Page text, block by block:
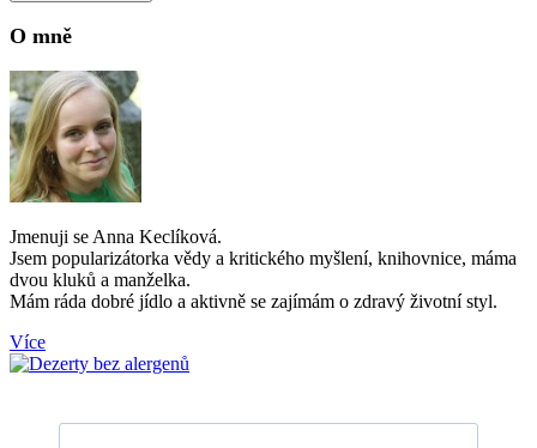
O mně
Jmenuji se Anna Keclíková.
Jsem popularizátorka vědy a kritického myšlení, knihovnice, máma
dvou kluků a manželka.
Mám ráda dobré jídlo a aktivně se zajímám o zdravý životní styl.
Více